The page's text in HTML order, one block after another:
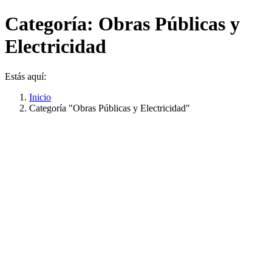
Categoría: Obras Públicas y
Electricidad
Estás aquí:
Inicio
Categoría "Obras Públicas y Electricidad"